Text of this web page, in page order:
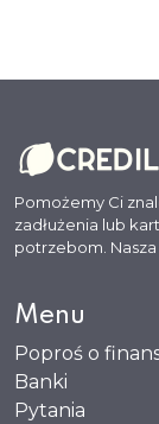
Pomożemy Ci
zadłużenia lub
potrzebom. Nasza
Menu
Poproś o
Banki
Pytania